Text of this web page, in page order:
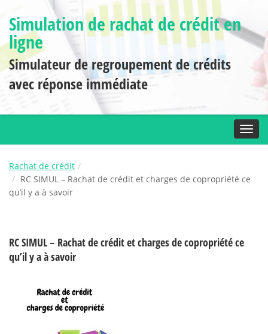
Simulation de rachat de crédit en
ligne
Simulateur de regroupement de crédits
avec réponse immédiate
Rachat de crédit
RC SIMUL – Rachat de crédit et charges de copropriété ce
qu’il y a à savoir
RC SIMUL – Rachat de crédit et charges de copropriété ce
qu’il y a à savoir